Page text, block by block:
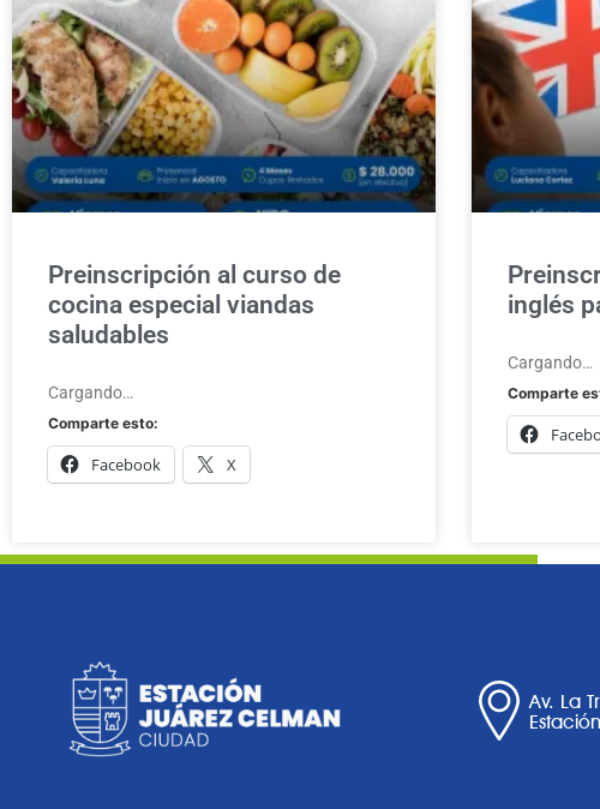
Preinscripción al curso de
cocina especial viandas
saludables
Cargando…
Comparte esto:
Facebook X
inglés
Cargando…
Comparte
Av. La